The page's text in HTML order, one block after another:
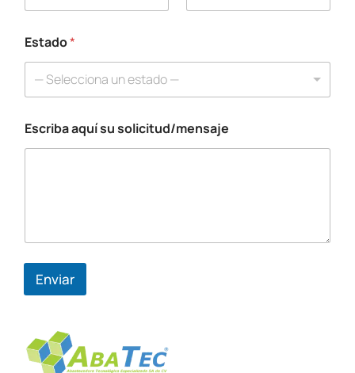
r
o
í
u
Estado*
— Selecciona un estado —
Escriba aquí su solicitud/mensaje
Enviar